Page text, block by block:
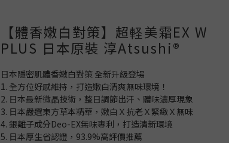
【體香嫩白對策】超軽美霜EX W
PLUS 日本原裝 淳Atsushi®
日本隱密肌體香嫩白對策 全新升級登場
1. 全方位好感維持，打造嫩白清爽無味環境！
2. 日本最新微晶技術，整日調節出汗、體味濃厚現象
3. 日本嚴選東方草本精華，嫩白Ｘ抗老Ｘ緊緻Ｘ無味
4. 銀離子成分Deo-EX無味專利，打造清新環境
5. 日本厚生省認證，93.9%高評價推薦